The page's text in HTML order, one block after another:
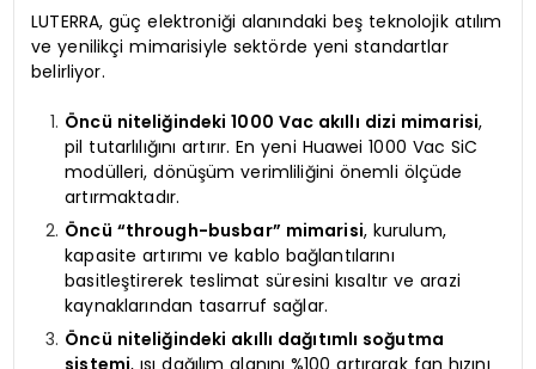
LUTERRA, güç elektroniği alanındaki beş teknolojik atılım
ve yenilikçi mimarisiyle sektörde yeni standartlar
belirliyor.
Öncü niteliğindeki 1000 Vac akıllı dizi mimarisi,
pil tutarlılığını artırır. En yeni Huawei 1000 Vac SiC
modülleri, dönüşüm verimliliğini önemli ölçüde
artırmaktadır.
Öncü “through-busbar” mimarisi, kurulum,
kapasite artırımı ve kablo bağlantılarını
basitleştirerek teslimat süresini kısaltır ve arazi
kaynaklarından tasarruf sağlar.
Öncü niteliğindeki akıllı dağıtımlı soğutma
sistemi, ısı dağılım alanını %100 artırarak fan hızını